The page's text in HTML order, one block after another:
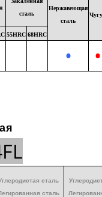
сталь
Нержавеющая
сталь
55HRC 68HRC
• •
сталь
сталь